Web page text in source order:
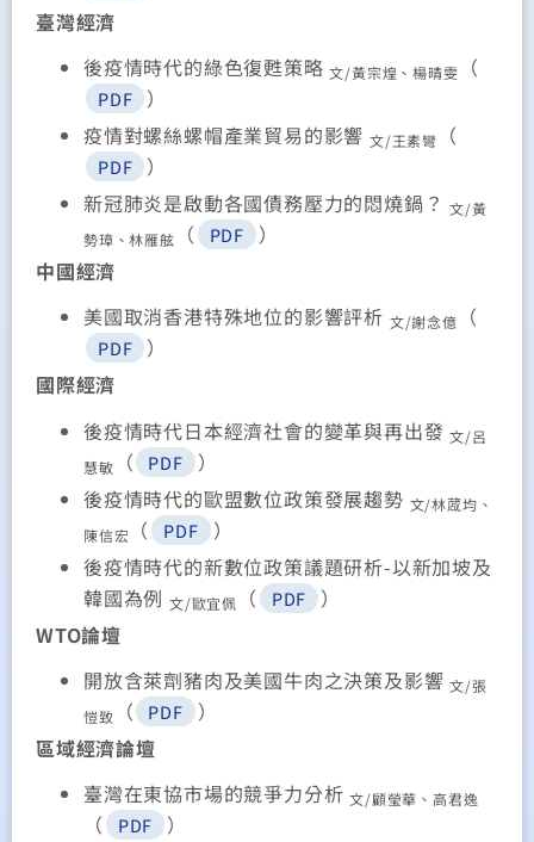
臺灣經濟
後疫情時代的綠色復甦策略文/黃宗煌、楊晴雯 （
PDF
）
疫情對螺絲螺帽產業貿易的影響文/王素彎 （
PDF
）
新冠肺炎是啟動各國債務壓力的悶燒鍋？文/黃
勢璋、林雁舷
（ PDF
）
中國經濟
美國取消香港特殊地位的影響評析 文/謝念億 （
PDF
）
國際經濟
後疫情時代日本經濟社會的變革與再出發文/呂
慧敏
（ PDF
）
後疫情時代的歐盟數位政策發展趨勢 文/林蒧均、
陳信宏
（ PDF
）
後疫情時代的新數位政策議題研析-以新加坡及
韓國為例 文/歐宜佩 （ PDF
）
WTO論壇
開放含萊劑豬肉及美國牛肉之決策及影響文/張
愷致
（ PDF
）
區域經濟論壇
臺灣在東協市場的競爭力分析文/顧瑩華、高君逸
（ PDF
）